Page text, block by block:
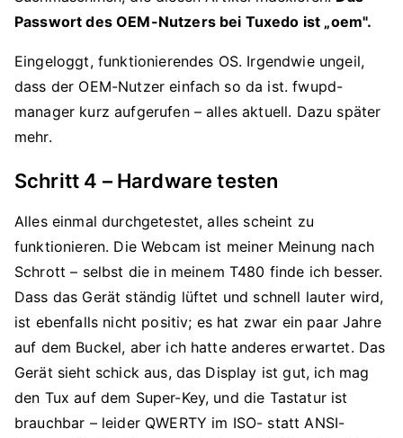
Passwort des OEM-Nutzers bei Tuxedo ist „oem".
Eingeloggt, funktionierendes OS. Irgendwie ungeil,
dass der OEM-Nutzer einfach so da ist. fwupd-
manager kurz aufgerufen – alles aktuell. Dazu später
mehr.
Schritt 4 – Hardware testen
Alles einmal durchgetestet, alles scheint zu
funktionieren. Die Webcam ist meiner Meinung nach
Schrott – selbst die in meinem T480 finde ich besser.
Dass das Gerät ständig lüftet und schnell lauter wird,
ist ebenfalls nicht positiv; es hat zwar ein paar Jahre
auf dem Buckel, aber ich hatte anderes erwartet. Das
Gerät sieht schick aus, das Display ist gut, ich mag
den Tux auf dem Super-Key, und die Tastatur ist
brauchbar – leider QWERTY im ISO- statt ANSI-